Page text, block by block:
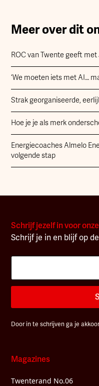
Meer over dit
ROC van Twente geeft
‘We moeten iets met AI…
Strak georganiseerde,
Hoe je je als merk
Energiecoaches Almelo
volgende stap
Schrijf jezelf in voor
Schrijf je in en blijf op
Door in te schrijven ga je
Magazines
Twenterand No.06